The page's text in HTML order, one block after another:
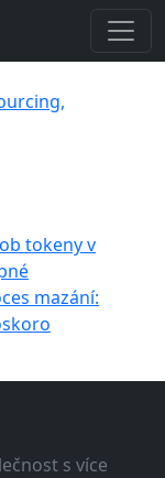
tokeny v
mazání:
s více